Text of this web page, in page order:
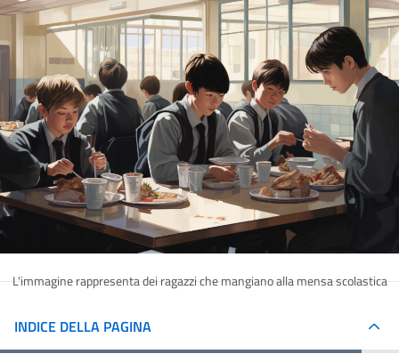
L'immagine rappresenta dei ragazzi che mangiano alla mensa scolastica
INDICE DELLA PAGINA